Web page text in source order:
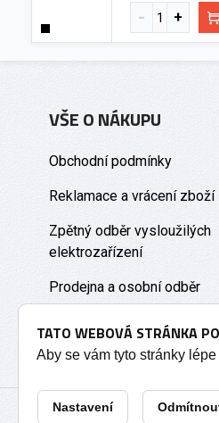
VŠE O NÁKUPU
Obchodní podmínky
Reklamace a vrácení zboží
Zpětný odběr vysloužilých
elektrozařízení
Prodejna a osobní odběr
TATO WEBOVÁ STRÁNKA
Aby se vám tyto stránky
Nastavení